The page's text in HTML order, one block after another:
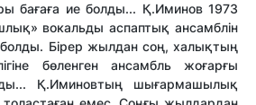
бағаға ие болды... Қ.Иминов 1973
вокальды аспаптық ансамблін
Бірер жылдан соң, халықтың
бөленген ансамбль жоғарғы
Қ.Иминовтың шығармашылық